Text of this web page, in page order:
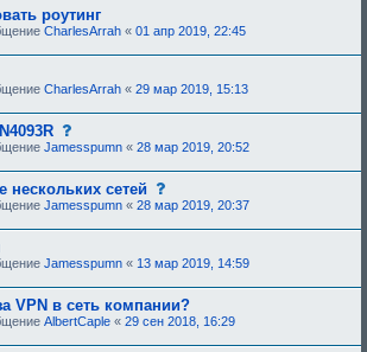
р
е
а
д
о
н
.
роутинг
CharlesArrah « 01 апр 2019, 22:45
CharlesArrah « 29 мар 2019, 15:13
о
о
б
щ
е
н
и
т
р
б
у
Jamesspumn « 28 мар 2019, 20:52
нескольких сетей
о
о
б
н
и
е
,
т
р
Jamesspumn « 28 мар 2019, 20:37
Jamesspumn « 13 мар 2019, 14:59
VPN в сеть компании?
AlbertCaple « 29 сен 2018, 16:29